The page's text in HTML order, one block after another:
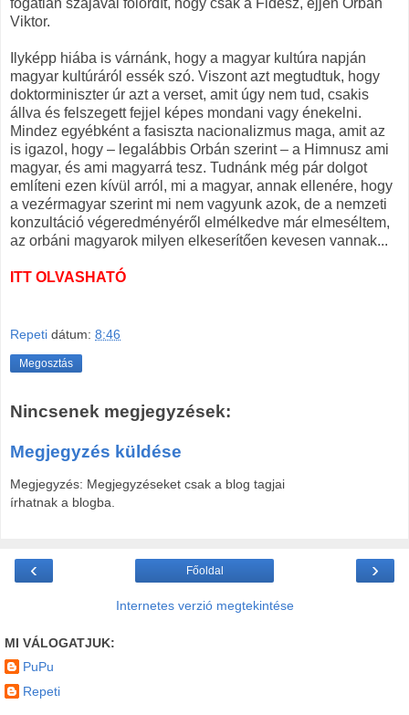
Viktor.
Ilyképp hiába is várnánk, hogy a magyar kultúra napján
magyar kultúráról essék szó. Viszont azt megtudtuk, hogy
doktorminiszter úr azt a verset, amit úgy nem tud, csakis
állva és felszegett fejjel képes mondani vagy énekelni.
Mindez egyébként a fasiszta nacionalizmus maga, amit az
is igazol, hogy – legalábbis Orbán szerint – a Himnusz ami
magyar, és ami magyarrá tesz. Tudnánk még pár dolgot
említeni ezen kívül arról, mi a magyar, annak ellenére, hogy
a vezérmagyar szerint mi nem vagyunk azok, de a nemzeti
konzultáció végeredményéről elmélkedve már elmeséltem,
az orbáni magyarok milyen elkeserítően kevesen vannak...
ITT OLVASHATÓ
Repeti dátum: 8:46
Megosztás
Nincsenek megjegyzések:
Megjegyzés küldése
Megjegyzés: Megjegyzéseket csak a blog tagjai
írhatnak a blogba.
‹ ›
Főoldal
Internetes verzió megtekintése
MI VÁLOGATJUK:
PuPu
Repeti